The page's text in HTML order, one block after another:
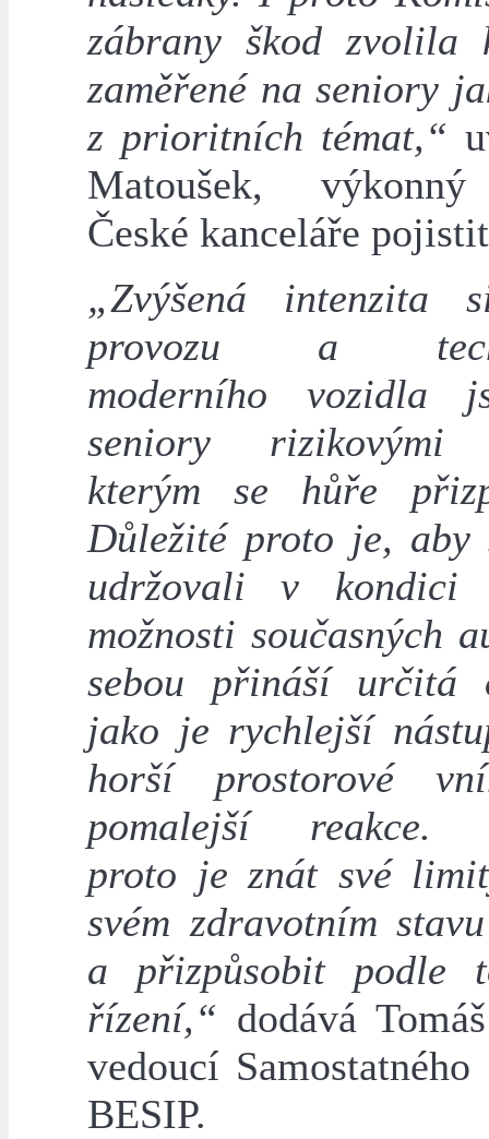
zábrany škod zvolila
zaměřené na seniory
z prioritních témat,“
Matoušek,
České kanceláře
„Zvýšená intenzita
provozu a
moderního vozidla
seniory rizikovými
kterým se hůře
Důležité proto je,
udržovali v
možnosti současných
sebou přináší určitá
jako je rychlejší
horší prostorové
pomalejší reakce.
proto je znát své
svém zdravotním
a přizpůsobit podle
řízení,“ dodává
vedoucí Samostatného
BESIP.